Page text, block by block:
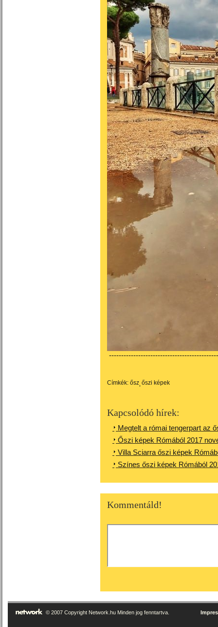
Címkék: ősz őszi képek
Kapcsolódó hírek:
Megtelt a római tengerpart az
Őszi képek Rómából 2017
Villa Sciarra őszi képek
Színes őszi képek Rómából
Kommentáld!
© 2007 Copyright Network.hu Minden jog fenntartva.